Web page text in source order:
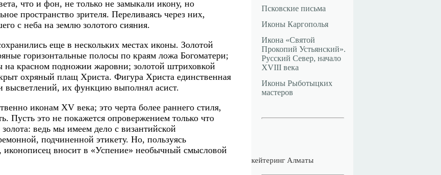
что и фон, не только не замыкали икону, но
пространство зрителя. Переливаясь через них,
с неба на землю золотого сияния.
еще в нескольких местах иконы. Золотой
горизонтальные полосы по краям ложа Богоматери;
на красном подножии жаровни; золотой штриховкой
охряный плащ Христа. Фигура Христа единственная
высветлений, их функцию выполнял асист.
иконам XV века; это черта более раннего стиля,
Пусть это не покажется опровержением только что
ведь мы имеем дело с византийской
подчиненной этикету. Но, пользуясь
иконописец вносит в «Успение» необычный смысловой
Псковские письма
Иконы Каргополья
Икона «Святой
Прокопий Устьянский».
Русский Север, начало
XVIII века
Иконы Рыботыцких
мастеров
кейтеринг Алматы